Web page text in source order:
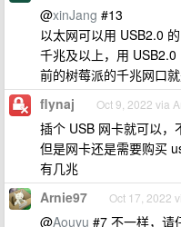
@xinJang #13
以太网可以用 USB2.0
千兆及以上，用
前的树莓派的千兆网口
flynaj Oct 9, 2022 via
插个 USB 网卡就可以，
但是网卡还是需要购买
有几兆
Arnie97 Oct 17, 2022
@Aouyu #7 不一样，请